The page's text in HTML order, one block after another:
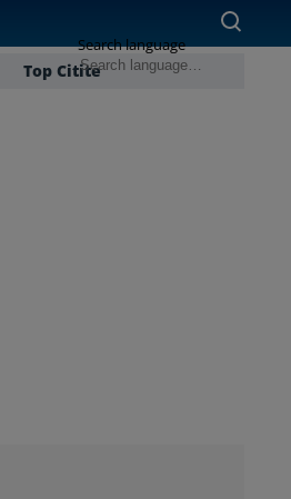
Top Citite
Search language